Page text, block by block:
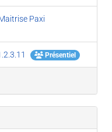
Paxi
Présentiel